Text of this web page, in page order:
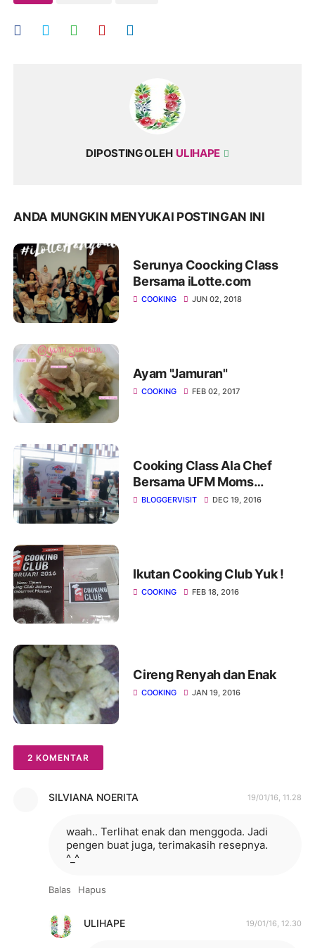
DIPOSTING OLEH ULIHAPE
ANDA MUNGKIN MENYUKAI POSTINGAN INI
Serunya Coocking Class
Bersama iLotte.com
COOKING JUN 02, 2018
Ayam "Jamuran"
COOKING FEB 02, 2017
Cooking Class Ala Chef
Bersama UFM Moms
Community #MomsDayOut
BLOGGERVISIT DEC 19, 2016
Ikutan Cooking Club Yuk !
COOKING FEB 18, 2016
Cireng Renyah dan Enak
COOKING JAN 19, 2016
2 KOMENTAR
SILVIANA NOERITA 19/01/16, 11.28
waah.. Terlihat enak dan menggoda. Jadi
pengen buat juga, terimakasih resepnya.
^_^
Balas Hapus
ULIHAPE 19/01/16, 12.30